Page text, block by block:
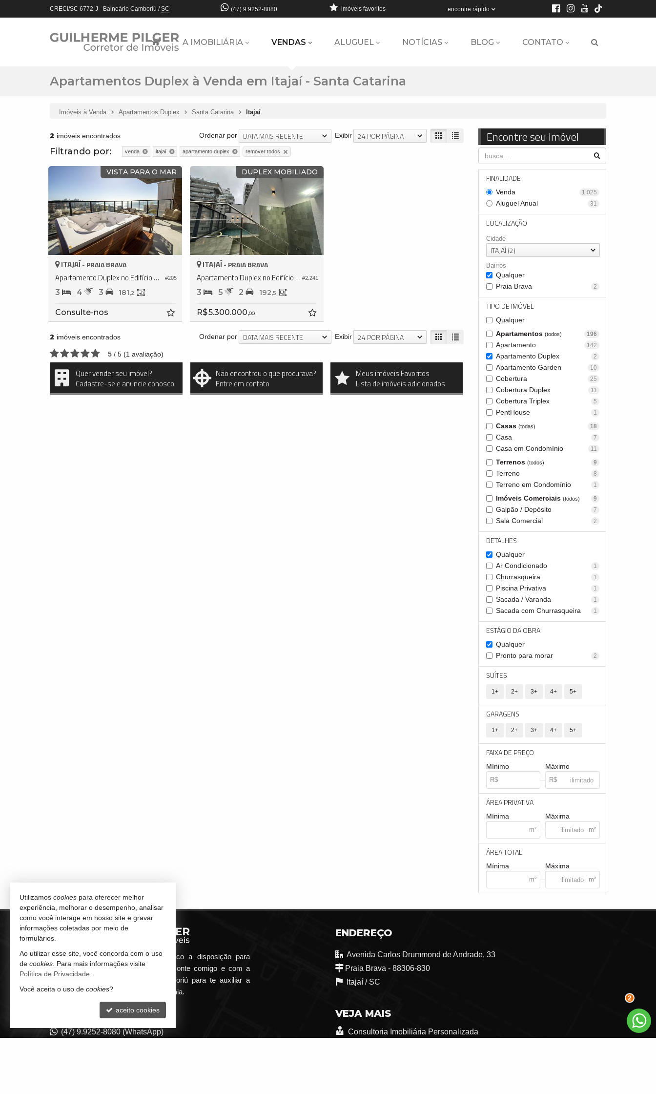
CRECI/SC 6772-J - Balneário Camboriú /SC (47) 9.9252-8080 encontre rápido
imóveis favoritos
A IMOBILIÁRIA VENDAS ALUGUEL NOTÍCIAS BLOG CONTATO
Apartamentos Duplex à Venda em Itajaí - Santa Catarina
Imóveis à Venda Apartamentos Duplex Santa Catarina Itajaí
Encontre seu Imóvel
FINALIDADE
Venda 1.025
Aluguel Anual 31
LOCALIZAÇÃO
Cidade
ITAJAÍ (2)
Bairros
Qualquer
Praia Brava
2
TIPO DE IMÓVEL
Qualquer
Apartamentos (todos) 196
Apartamento 142
Apartamento Duplex 2
Apartamento Garden 10
Cobertura 25
Cobertura Duplex 11
Cobertura Triplex 5
PentHouse 1
Casas (todas) 18
Casa 7
Casa em Condomínio 11
Terrenos (todos) 9
Terreno 8
Terreno em Condomínio 1
Imóveis Comerciais (todos) 9
Galpão / Depósito 7
Sala Comercial 2
DETALHES
Qualquer
Ar Condicionado
1
Churrasqueira 1
Piscina Privativa 1
Sacada / Varanda 1
Sacada com Churrasqueira 1
ESTÁGIO DA OBRA
Qualquer
Pronto para morar
2
SUÍTES
1+ 2+ 3+ 4+ 5+
GARAGENS
1+ 2+ 3+ 4+ 5+
FAIXA DE PREÇO
Mínimo Máximo
ÁREA PRIVATIVA
Mínima Máxima
ÁREA TOTAL
Mínima Máxima
2 imóveis encontrados Exibir 24 POR PÁGINA
Ordenar por DATA MAIS RECENTE
Filtrando por: venda itajaí apartamento duplex remover todos
VISTA PARA O MAR
#205
ITAJAÍ - PRAIA BRAVA
Apartamento Duplex no Edifício Brava 22
3 4 3 181,2
Consulte-nos
DUPLEX MOBILIADO
#2.241
ITAJAÍ - PRAIA BRAVA
Apartamento Duplex no Edifício Cala D’or
3 5 2 192,5
R$ 5.300.000,00
2 imóveis encontrados Exibir 24 POR PÁGINA
Ordenar por DATA MAIS RECENTE
5 / 5 (1 avaliação)
Quer vender seu imóvel?
Cadastre-se e anuncie conosco
Não encontrou o que procurava?
Entre em contato
Meus imóveis Favoritos
Lista de imóveis adicionados
Qualquer dúvida que surgir me coloco a disposição para
atender de maneira ágil e eficiente. Conte comigo e com a
minha imobiliária em Balneário Camboriú para te auxiliar a
encontrar o seu imóvel ideal aqui na Praia.
ENDEREÇO
Avenida Carlos Drummond de Andrade, 33
Praia Brava - 88306-830
Itajaí / SC
(47) 9.9252-8080 (WhatsApp)
VEJA MAIS
Consultoria Imobiliária Personalizada
2
Utilizamos cookies para oferecer melhor
experiência, melhorar o desempenho, analisar
como você interage em nosso site e gravar
informações coletadas por meio de
formulários.
Ao utilizar esse site, você concorda com o uso
de cookies . Para mais informações visite
Política de Privacidade
Você aceita o uso de cookies?
aceito cookies